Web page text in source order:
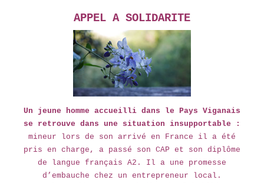
APPEL A SOLIDARITE
Un jeune homme accueilli dans le Pays Viganais
se retrouve dans une situation insupportable :
mineur lors de son arrivé en France il a été
pris en charge, a passé son CAP et son diplôme
de langue français A2. Il a une promesse
d’embauche chez un entrepreneur local.